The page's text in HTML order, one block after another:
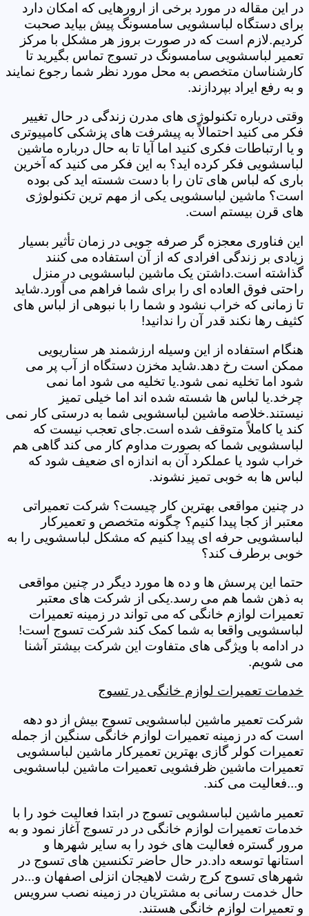
در این مقاله در مورد برخی از ارورهایی که امکان دارد
برای دستگاه لباسشویی سامسونگ پیش بیاید صحبت
کردیم.لازم است که در صورت بروز هر مشکل با مرکز
تعمیر لباسشویی سامسونگ در تسوج تماس بگیرید تا
کارشناسان متخصص به محل مورد نظر شما رجوع نمایند
و به رفع ایراد بپردازند.
وقتی درباره تکنولوژی های مدرن زندگی در حال تغییر
فکر می کنید احتمالاً به پیشرفت های پزشکی کامپیوتری
و یا ارتباطات فکری کنید اما آیا تا به حال درباره ماشین
لباسشویی فکر کرده اید؟ به این فکر می کنید که آخرین
باری که لباس های تان را با دست شسته اید کی بوده
است؟ ماشین لباسشویی یکی از مهم ترین تکنولوژی
های قرن بیستم است.
این فناوری معجزه گر صرفه جویی در زمان تأثیر بسیار
زیادی بر زندگی افرادی که از آن استفاده می کنند
گذاشته است.داشتن یک ماشین لباسشویی در منزل
راحتی فوق العاده ای را برای شما فراهم می آورد.شاید
تا زمانی که خراب نشود و شما را با نبوهی از لباس های
کثیف رها نکند قدر آن را ندانید!
هنگام استفاده از این وسیله ارزشمند هر سناریویی
ممکن است رخ دهد.شاید مخزن دستگاه از آب پر می
شود اما تخلیه نمی شود.یا تخلیه می شود اما نمی
چرخد.یا لباس ها شسته شده اند اما خیلی تمیز
نیستند.خلاصه ماشین لباسشویی شما به درستی کار نمی
کند یا کاملاً متوقف شده است.جای تعجب نیست که
لباسشویی شما که بصورت مداوم کار می کند گاهی هم
خراب شود یا عملکرد آن به اندازه ای ضعیف شود که
لباس ها به خوبی تمیز نشوند.
در چنین مواقعی بهترین کار چیست؟ شرکت تعمیراتی
معتبر از کجا پیدا کنیم؟ چگونه متخصص و تعمیرکار
لباسشویی حرفه ای پیدا کنیم که مشکل لباسشویی را به
خوبی برطرف کند؟
حتما این پرسش ها و ده ها مورد دیگر در چنین مواقعی
به ذهن شما هم می رسد.یکی از شرکت های معتبر
تعمیرات لوازم خانگی که می تواند در زمینه تعمیرات
لباسشویی واقعا به شما کمک کند شرکت تسوج است!
در ادامه با ویژگی های متفاوت این شرکت بیشتر آشنا
می شویم.
خدمات تعمیرات لوازم خانگی در تسوج
شرکت تعمیر ماشین لباسشویی تسوج بیش از دو دهه
است که در زمینه تعمیرات لوازم خانگی سنگین از جمله
تعمیرات کولر گازی بهترین تعمیرکار ماشین لباسشویی
تعمیرات ماشین ظرفشویی تعمیرات ماشین لباسشویی
و...فعالیت می کند.
تعمیر ماشین لباسشویی تسوج در ابتدا فعالیت خود را با
خدمات تعمیرات لوازم خانگی در در تسوج آغاز نمود و به
مرور گستره فعالیت های خود را به سایر شهرها و
استانها توسعه داد.در حال حاضر تکنسین های تسوج در
شهرهای تسوج کرج رشت لاهیجان انزلی اصفهان و...در
حال خدمت رسانی به مشتریان در زمینه نصب سرویس
و تعمیرات لوازم خانگی هستند.